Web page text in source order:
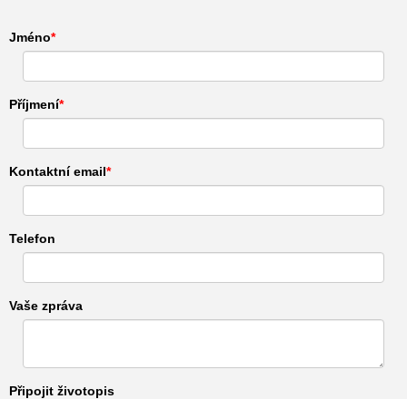
Jméno
Příjmení
Kontaktní email
Telefon
Vaše zpráva
Připojit životopis